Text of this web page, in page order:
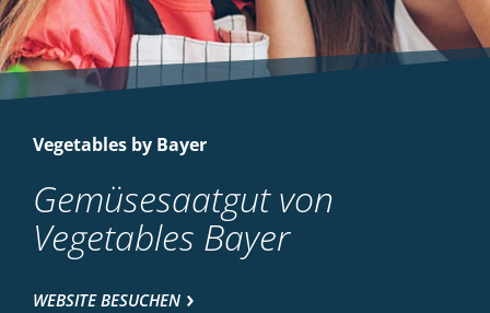
Vegetables by Bayer
Gemüsesaatgut von
Vegetables Bayer
WEBSITE BESUCHEN